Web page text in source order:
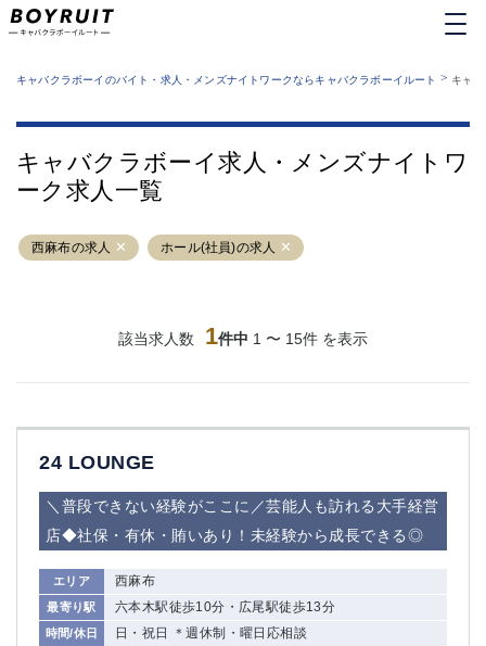
業種から探す
運営者情報
サイトマップ
キャバクラボーイのバイト・求人・メンズナイトワークならキャバクラボーイルート > キャ
キャバクラボーイ求人・メンズナイトワ
ーク求人一覧
西麻布の求人 ホール(社員)の求人
該当求人数 1件中 1 〜 15件 を表示
24 LOUNGE
＼普段できない経験がここに／芸能人も訪れる大手経営
店◆社保・有休・賄いあり！未経験から成長できる◎
エリア 西麻布
最寄り駅 六本木駅徒歩10分・広尾駅徒歩13分
時間/休日 日・祝日 ＊週休制・曜日応相談
六本木
池袋
新橋
渋谷
大和
立川
①六本木 ②西麻布
赤坂
高円寺
蒲田東口
多摩センター
立川（南口）
浜松町
西葛西
中野
葛西